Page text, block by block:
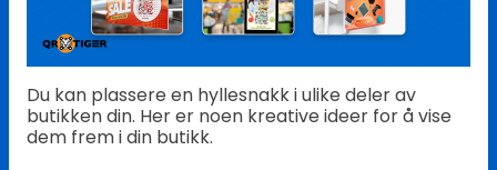
Du kan plassere en hyllesnakk i ulike deler av
butikken din. Her er noen kreative ideer for å vise
dem frem i din butikk.